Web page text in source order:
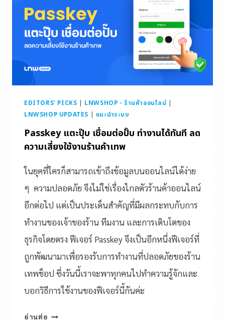
EDITORS' PICKS LNWSHOP - ร้านค้าออนไลน์
LNWSHOP UPDATES
แนะนำระบบ
Passkey แตะปุ๊บ เชื่อมต่อปั๊บ ทำงานได้ทันที ลด
ความเสี่ยงใช้งานร้านค้าเทพ
ในยุคที่ใครก็สามารถเข้าถึงข้อมูลบนออนไลน์ได้ง่าย
ๆ ความปลอดภัย จึงไม่ใช่เรื่องไกลตัวร้านค้าออนไลน์
อีกต่อไป แต่เป็นประเด็นสำคัญที่มีผลกระทบกับการ
ทำงานของเจ้าของร้าน ทีมงาน และการเติบโตของ
ธุรกิจโดยตรง ฟีเจอร์ Passkey จึงเป็นอีกหนึ่งฟีเจอร์ที่
ถูกพัฒนามาเพื่อรองรับการทำงานที่ปลอดภัยของร้าน
เทพช็อป ซึ่งวันนี้เราจะพาทุกคนไปทำความรู้จักและ
บอกวิธีการใช้งานของฟีเจอร์นี้กันค่ะ
อ่านต่อ